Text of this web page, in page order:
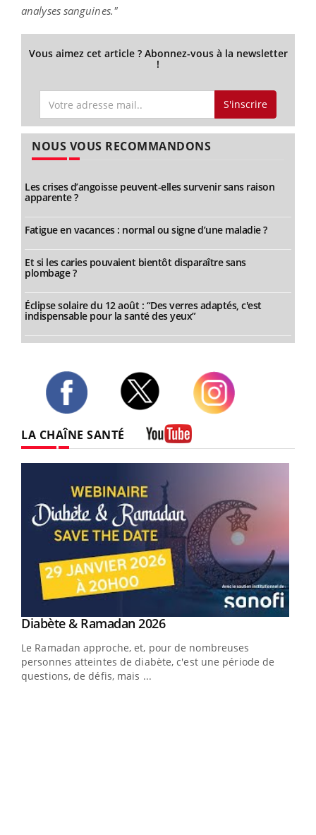
analyses sanguines."
Vous aimez cet article ? Abonnez-vous à la newsletter
!
S'inscrire
NOUS VOUS RECOMMANDONS
Les crises d’angoisse peuvent-elles survenir sans raison
apparente ?
Fatigue en vacances : normal ou signe d’une maladie ?
Et si les caries pouvaient bientôt disparaître sans
plombage ?
Éclipse solaire du 12 août : “Des verres adaptés, c'est
indispensable pour la santé des yeux”